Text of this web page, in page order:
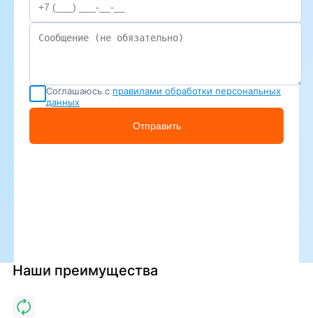
Соглашаюсь с правилами обработки персональных
данных
Отправить
Наши преимущества